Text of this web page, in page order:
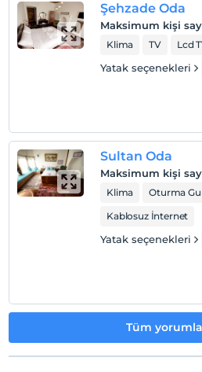
Şehzade Oda
Maksimum kişi
Klima TV Lcd
Yatak seçenekleri
Sultan Oda
Maksimum kişi
Klima Oturma
Kablosuz İnternet
Yatak seçenekleri
Tüm